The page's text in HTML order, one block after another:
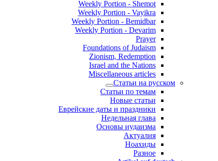
Weekly Portion - Shemot
Weekly Portion - Vayikra
Weekly Portion - Bemidbar
Weekly Portion - Devarim
Prayer
Foundations of Judaism
Zionism, Redemption
Israel and the Nations
Miscellaneous articles
Статьи на русском
Статьи по темам
Новые статьи
Еврейские даты и праздники
Недельная глава
Основы иудаизма
Актуалия
Ноахиды
Разное